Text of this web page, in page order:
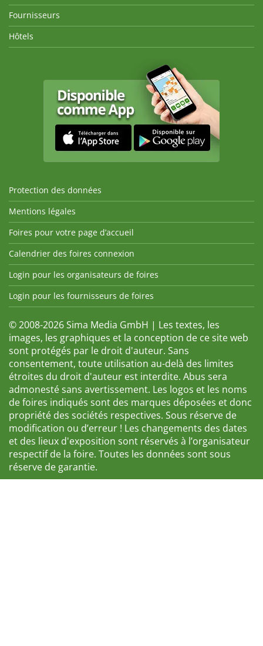
Fournisseurs
Hôtels
Protection des données
Mentions légales
Foires pour votre page d’accueil
Calendrier des foires connexion
Login pour les organisateurs de foires
Login pour les fournisseurs de foires
© 2008-2026 Sima Media GmbH | Les textes, les
images, les graphiques et la conception de ce site web
sont protégés par le droit d'auteur. Sans
consentement, toute utilisation au-delà des limites
étroites du droit d'auteur est interdite. Abus sera
admonesté sans avertissement. Les logos et les noms
de foires indiqués sont des marques déposées et donc
propriété des sociétés respectives. Sous réserve de
modification ou d’erreur ! Les changements des dates
et des lieux d'exposition sont réservés à l’organisateur
respectif de la foire. Toutes les données sont sous
réserve de garantie.